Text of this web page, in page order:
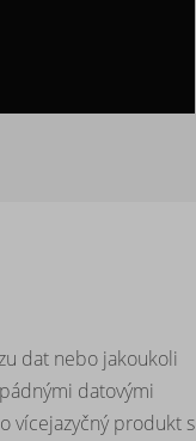
dat nebo jakoukoli
datovými
vícejazyčný produkt s